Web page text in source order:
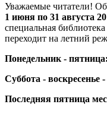
Уважаемые читатели!
1 июня по 31 августа
специальная
переходит на летний
Понедельник -
Суббота - воскресенье
Последняя пятница